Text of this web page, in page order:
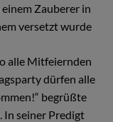
Zauberer in
versetzt wurde
alle Mitfeiernden
dürfen alle
begrüßte
In seiner Predigt